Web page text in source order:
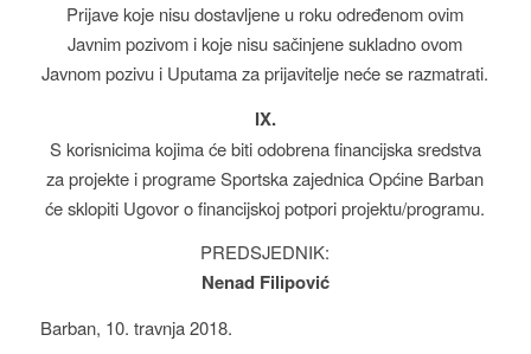
Prijave koje nisu dostavljene u roku određenom ovim
Javnim pozivom i koje nisu sačinjene sukladno ovom
Javnom pozivu i Uputama za prijavitelje neće se razmatrati.
IX.
S korisnicima kojima će biti odobrena financijska sredstva
za projekte i programe Sportska zajednica Općine Barban
će sklopiti Ugovor o financijskoj potpori projektu/programu.
PREDSJEDNIK:
Nenad Filipović
Barban, 10. travnja 2018.